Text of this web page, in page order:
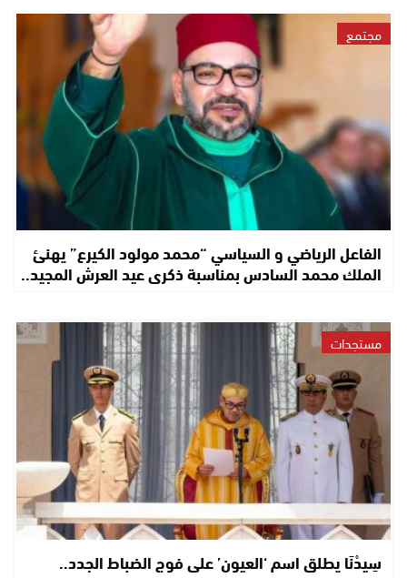
مجتمع
الفاعل الرياضي و السياسي “محمد مولود الكيرع” يهنئ
الملك محمد السادس بمناسبة ذكرى عيد العرش المجيد..
مستجدات
سِيدْنَا يطلق اسم ‘العيون’ على فوج الضباط الجدد..